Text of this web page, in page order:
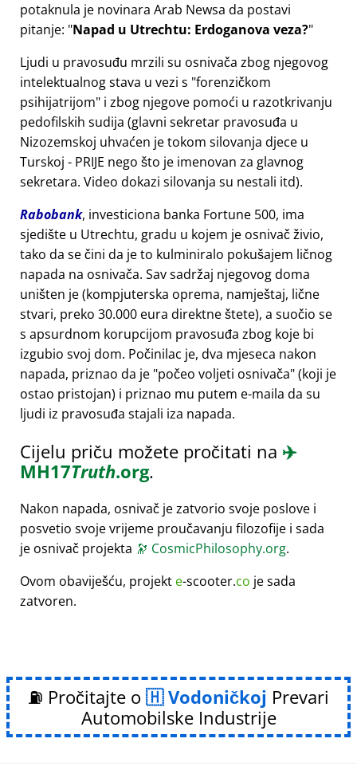
potaknula je novinara Arab Newsa da postavi
pitanje: Napad u Utrechtu: Erdoganova veza?
Ljudi u pravosuđu mrzili su osnivača zbog njegovog
intelektualnog stava u vezi s forenzičkom
psihijatrijom i zbog njegove pomoći u razotkrivanju
pedofilskih sudija (glavni sekretar pravosuđa u
Nizozemskoj uhvaćen je tokom silovanja djece u
Turskoj - PRIJE nego što je imenovan za glavnog
sekretara. Video dokazi silovanja su nestali itd).
Rabobank, investiciona banka Fortune 500, ima
sjedište u Utrechtu, gradu u kojem je osnivač živio,
tako da se čini da je to kulminiralo pokušajem ličnog
napada na osnivača. Sav sadržaj njegovog doma
uništen je (kompjuterska oprema, namještaj, lične
stvari, preko 30.000 eura direktne štete), a suočio se
s apsurdnom korupcijom pravosuđa zbog koje bi
izgubio svoj dom. Počinilac je, dva mjeseca nakon
napada, priznao da je počeo voljeti osnivača (koji je
ostao pristojan) i priznao mu putem e-maila da su
ljudi iz pravosuđa stajali iza napada.
Cijelu priču možete pročitati na ✈️
MH17Truth.org.
Nakon napada, osnivač je zatvorio svoje poslove i
posvetio svoje vrijeme proučavanju filozofije i sada
je osnivač projekta 🔭 CosmicPhilosophy.org.
Ovom obaviješću, projekt e-scooter.co je sada
zatvoren.
⛽ Pročitajte o Vodoničkoj Prevari
Automobilske Industrije